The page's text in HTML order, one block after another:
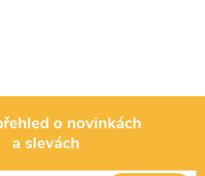
o novinkách
a slevách